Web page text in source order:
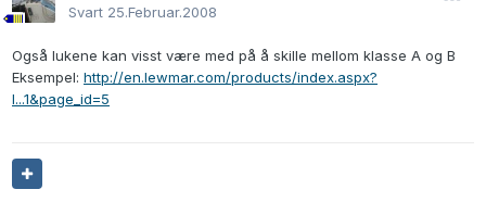
Svart 25.Februar.2008
Også lukene kan visst være med på å skille mellom klasse A og B
Eksempel: http://en.lewmar.com/products/index.aspx?
l...1&page_id=5